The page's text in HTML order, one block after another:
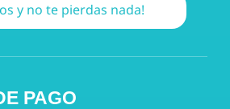
y no te pierdas nada!
PAGO